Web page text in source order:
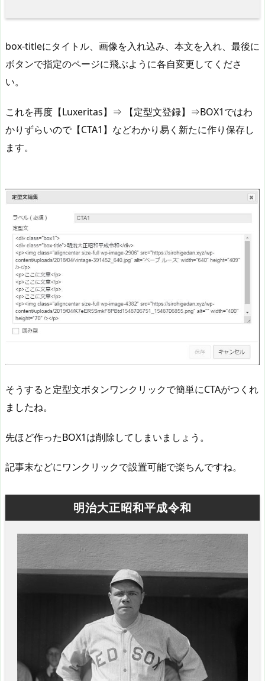
box-titleにタイトル、画像を入れ込み、本文を入れ、最後に
ボタンで指定のページに飛ぶように各自変更してくださ
い。
これを再度【Luxeritas】⇒ 【定型文登録】⇒BOX1ではわ
かりずらいので【CTA1】などわかり易く新たに作り保存し
ます。
そうすると定型文ボタンワンクリックで簡単にCTAがつくれ
ましたね。
先ほど作ったBOX1は削除してしまいましょう。
記事末などにワンクリックで設置可能で楽ちんですね。
明治大正昭和平成令和